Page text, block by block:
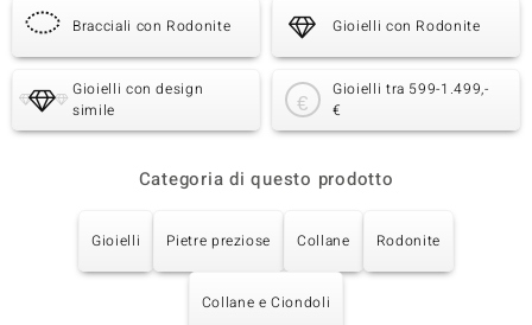
Bracciali con Rodonite Gioielli con Rodonite
Gioielli con design
simile
Gioielli tra 599-1.499,-
€
Categoria di questo prodotto
Gioielli Pietre preziose Collane Rodonite
Collane e Ciondoli